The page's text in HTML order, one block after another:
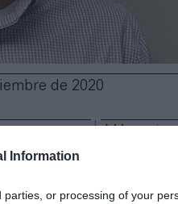
Information
or processing of your
de 2020
World Wide,ha